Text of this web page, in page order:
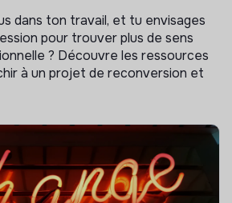
dans ton travail, et tu envisages
pour trouver plus de sens
? Découvre les ressources
à un projet de reconversion et